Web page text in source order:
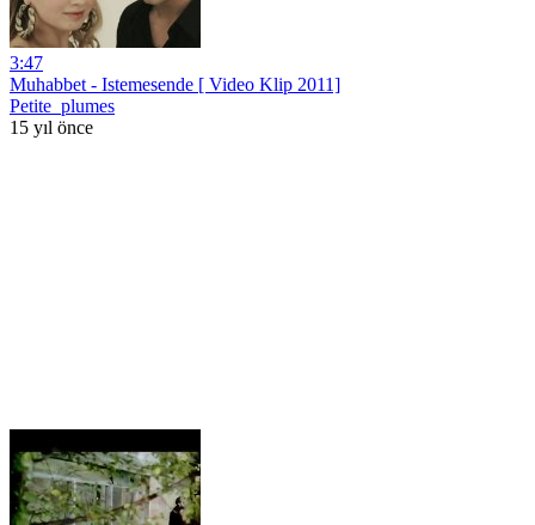
3:47
Muhabbet - Istemesende [ Video Klip 2011]
Petite_plumes
15 yıl önce